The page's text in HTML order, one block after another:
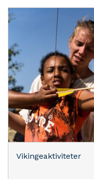
Vikingeaktiviteter